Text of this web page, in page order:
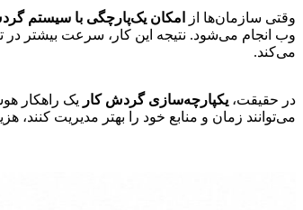
وقتی سازمان‌ها از امکان یک‌پارچگی با سیستم
وب انجام می‌شود. نتیجه این کار، سرعت بیشتر
می‌کند.
در حقیقت، یکپارچه‌سازی گردش کار یک راهکار
می‌توانند زمان و منابع خود را بهتر مدیریت کنند،